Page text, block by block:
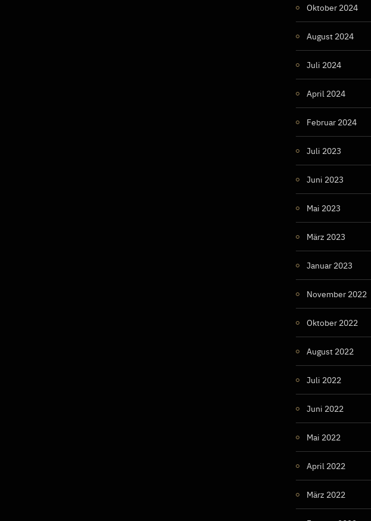
Oktober 2024
August 2024
Juli 2024
April 2024
Februar 2024
Juli 2023
Juni 2023
Mai 2023
März 2023
Januar 2023
November 2022
Oktober 2022
August 2022
Juli 2022
Juni 2022
Mai 2022
April 2022
März 2022